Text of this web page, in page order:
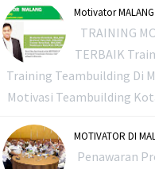
Motivator
TRAINING
TERBAIK
Training Teambuilding Di
Motivasi Teambuilding
MOTIVATOR DI
Penawaran